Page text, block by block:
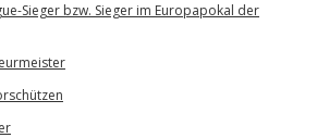
Sieger bzw. Sieger im Europapokal der